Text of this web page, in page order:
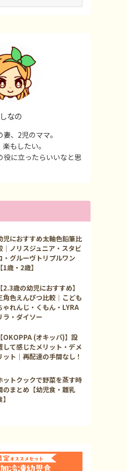
しなの
、2児のママ。
もしたい。
役に立ったらいいなと思
児におすすめ太軸色鉛筆比
｜ノリスジュニア・スタビ
・グルーヴトリプルワン
【1歳・2歳】
【2.3歳の幼児におすすめ】
角色えんぴつ比較｜こども
ゃれんじ・くもん・LYRA
ラ・ダイソー
【OKOPPA (オキッパ)】設
して感じたメリット・デメ
ット｜再配達の手間なし！
ットクックで野菜を蒸す時
のまとめ【幼児食・離乳